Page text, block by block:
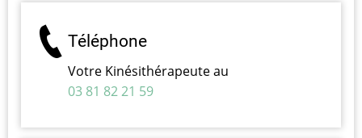
Téléphone
Votre Kinésithérapeute au
03 81 82 21 59